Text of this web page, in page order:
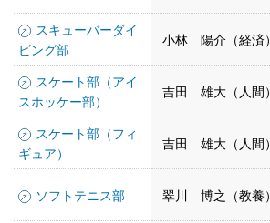
スキューバーダイ
ビング部
小林 陽介（経済）
スケート部（アイ
スホッケー部）
吉田 雄大（人間）
スケート部（フィ
ギュア）
吉田 雄大（人間）
ソフトテニス部 翠川 博之（教養）